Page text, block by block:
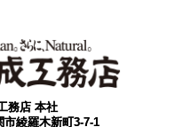
務店 本社
市綾羅木新町3-7-1